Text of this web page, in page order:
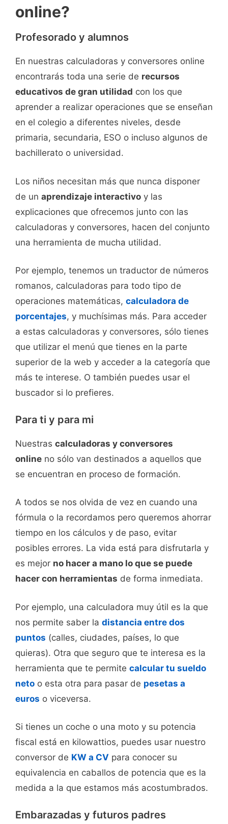
online?
Profesorado y alumnos
En nuestras calculadoras y conversores online
encontrarás toda una serie de recursos
educativos de gran utilidad con los que
aprender a realizar operaciones que se enseñan
en el colegio a diferentes niveles, desde
primaria, secundaria, ESO o incluso algunos de
bachillerato o universidad.
Los niños necesitan más que nunca disponer
de un aprendizaje interactivo y las
explicaciones que ofrecemos junto con las
calculadoras y conversores, hacen del conjunto
una herramienta de mucha utilidad.
Por ejemplo, tenemos un traductor de números
romanos, calculadoras para todo tipo de
operaciones matemáticas, calculadora de
porcentajes, y muchísimas más. Para acceder
a estas calculadoras y conversores, sólo tienes
que utilizar el menú que tienes en la parte
superior de la web y acceder a la categoría que
más te interese. O también puedes usar el
buscador si lo prefieres.
Para ti y para mi
Nuestras calculadoras y conversores
online no sólo van destinados a aquellos que
se encuentran en proceso de formación.
A todos se nos olvida de vez en cuando una
fórmula o la recordamos pero queremos ahorrar
tiempo en los cálculos y de paso, evitar
posibles errores. La vida está para disfrutarla y
es mejor no hacer a mano lo que se puede
hacer con herramientas de forma inmediata.
Por ejemplo, una calculadora muy útil es la que
nos permite saber la distancia entre dos
puntos (calles, ciudades, países, lo que
quieras). Otra que seguro que te interesa es la
herramienta que te permite calcular tu sueldo
neto o esta otra para pasar de pesetas a
euros o viceversa.
Si tienes un coche o una moto y su potencia
fiscal está en kilowattios, puedes usar nuestro
conversor de KW a CV para conocer su
equivalencia en caballos de potencia que es la
medida a la que estamos más acostumbrados.
Embarazadas y futuros padres